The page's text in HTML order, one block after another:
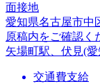
面接地
愛知県名古屋市中
原稿内をご確認く
矢場町駅、伏見(
交通費支給